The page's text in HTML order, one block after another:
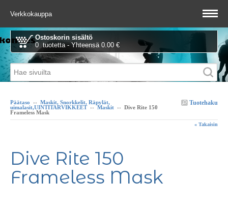
Verkkokauppa
Ostoskorin sisältö
0 tuotetta - Yhteensä 0.00 €
Tuotehaku
Päätaso ›› Maskit, Snorkkelit, Räpylät,
uimalasit,UINTITARVIKKEET››Maskit ›› Dive Rite 150
Frameless Mask
« Takaisin
Dive Rite 150
Frameless Mask